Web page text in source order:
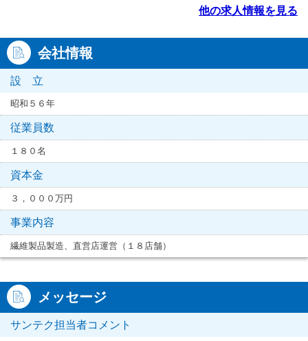
他の求人情報を見る
会社情報
設 立
昭和５６年
従業員数
１８０名
資本金
３，０００万円
事業内容
繊維製品製造、直営店運営（１８店舗）
メッセージ
サンテク担当者コメント